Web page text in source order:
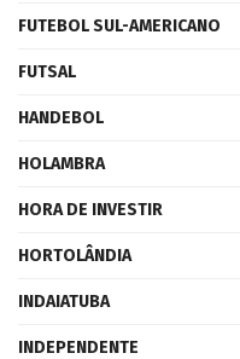
FUTEBOL SUL-AMERICANO
FUTSAL
HANDEBOL
HOLAMBRA
HORA DE INVESTIR
HORTOLÂNDIA
INDAIATUBA
INDEPENDENTE